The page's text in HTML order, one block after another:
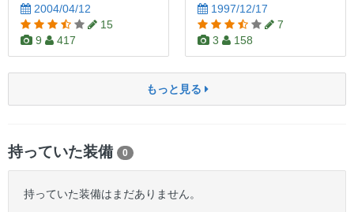
2004/04/12
15
9
417
1997/12/17
7
3
158
もっと見る
持っていた装備 0
持っていた装備はまだありません。